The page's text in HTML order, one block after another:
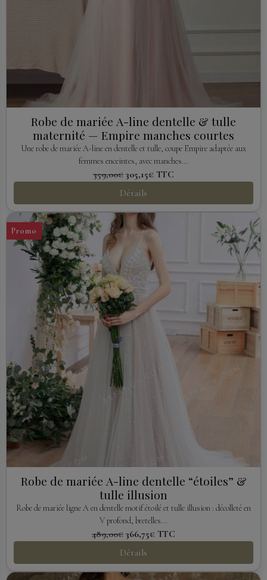
Robe de mariée A-line dentelle & tulle
maternité — Empire manches courtes
Une robe de mariée A-line en dentelle et tulle, coupe Empire adaptée aux
femmes enceintes, avec manches...
359,00€ 305,15€ TTC
Détails
Promo
Robe de mariée A-line dentelle “étoiles” &
tulle illusion
Robe de mariée ligne A en dentelle motif étoilé et tulle illusion : décolleté en
V profond, bretelles...
489,00€ 366,75€ TTC
Détails